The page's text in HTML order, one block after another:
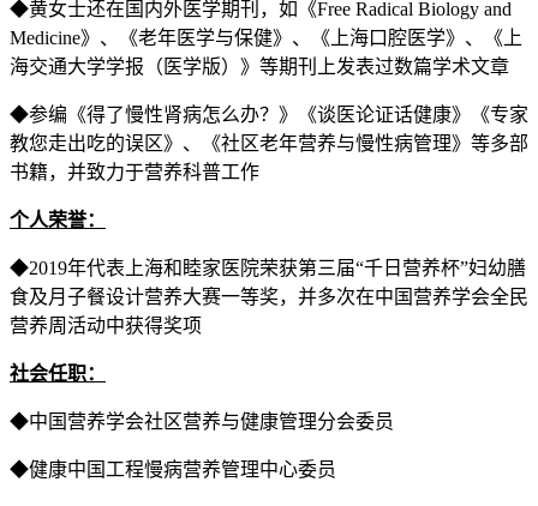
◆黄女士还在国内外医学期刊，如《Free Radical Biology and
Medicine》、《老年医学与保健》、《上海口腔医学》、《上
海交通大学学报（医学版）》等期刊上发表过数篇学术文章
◆参编《得了慢性肾病怎么办？》《谈医论证话健康》《专家
教您走出吃的误区》、《社区老年营养与慢性病管理》等多部
书籍，并致力于营养科普工作
个人荣誉：
◆2019年代表上海和睦家医院荣获第三届“千日营养杯”妇幼膳
食及月子餐设计营养大赛一等奖，并多次在中国营养学会全民
营养周活动中获得奖项
社会任职：
◆中国营养学会社区营养与健康管理分会委员
◆健康中国工程慢病营养管理中心委员